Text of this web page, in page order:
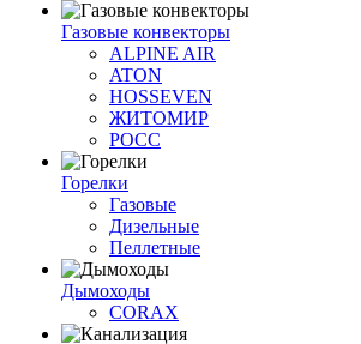
Газовые конвекторы
ALPINE AIR
ATON
HOSSEVEN
ЖИТОМИР
РОСС
Горелки
Газовые
Дизельные
Пеллетные
Дымоходы
CORAX